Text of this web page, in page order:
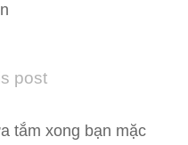
post
tắm xong bạn mặc